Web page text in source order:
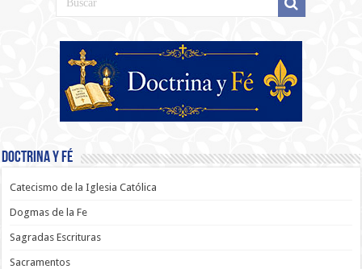
Doctrina y Fé
Catecismo de la Iglesia Católica
Dogmas de la Fe
Sagradas Escrituras
Sacramentos